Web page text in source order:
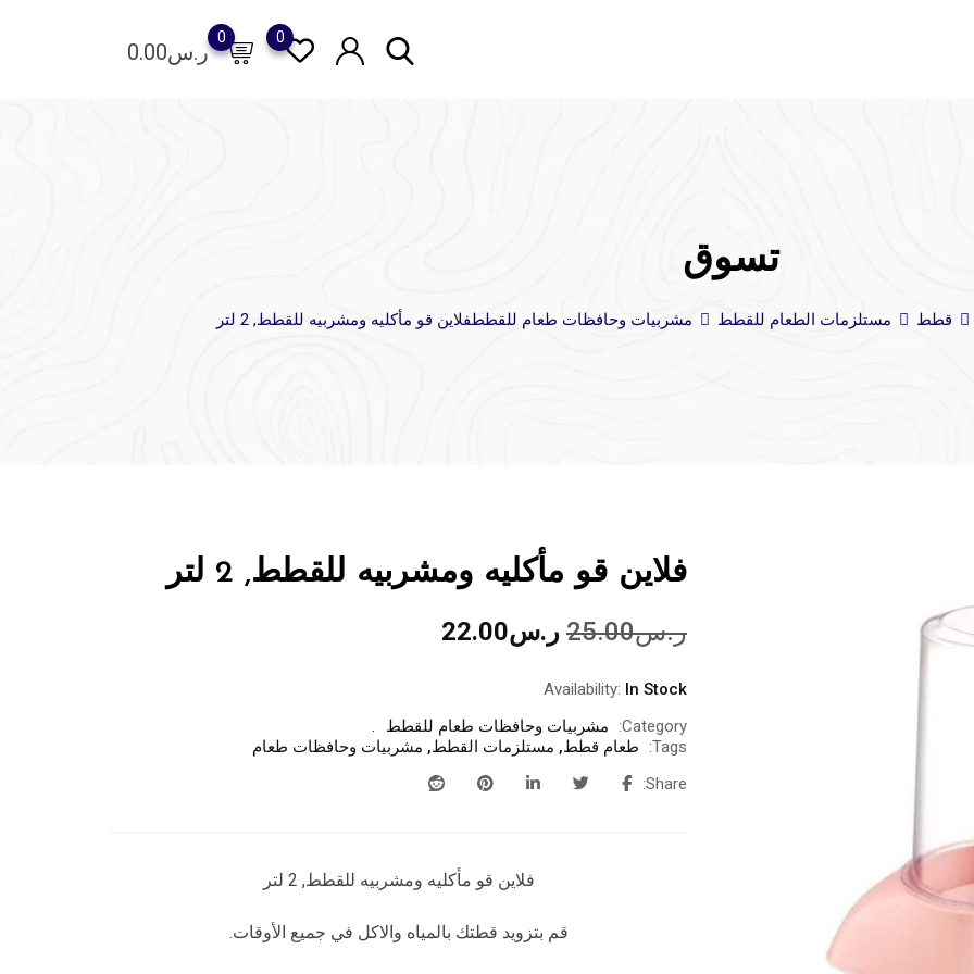
ر.س0.00
0 0
تسوق
قطط مستلزمات الطعام للقطط مشربيات وحافظات طعام للقططفلاين قو مأكليه ومشربيه للقطط, 2 لتر
فلاين قو مأكليه ومشربيه للقطط, 2 لتر
ر.س25.00 ر.س22.00
Availability: In Stock
Category:
مشربيات وحافظات طعام للقطط
Tags:
طعام قطط, مستلزمات القطط, مشربيات وحافظات طعام
Share:
فلاين قو مأكليه ومشربيه للقطط, 2 لتر
قم بتزويد قطتك بالمياه والاكل في جميع الأوقات.